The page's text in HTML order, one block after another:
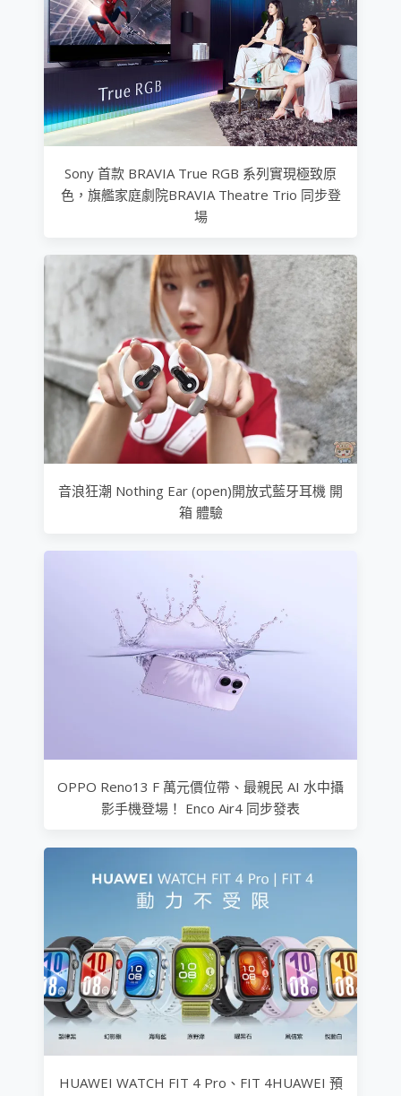
Sony 首款 BRAVIA True RGB 系列實現極致原
色，旗艦家庭劇院BRAVIA Theatre Trio 同步登
場
音浪狂潮 Nothing Ear (open)開放式藍牙耳機 開
箱 體驗
OPPO Reno13 F 萬元價位帶、最親民 AI 水中攝
影手機登場！ Enco Air4 同步發表
HUAWEI WATCH FIT 4 Pro、FIT 4HUAWEI 預